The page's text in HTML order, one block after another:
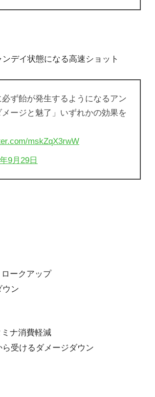
デイ状態になる高速ショット
ず飴が発生するようになるアン
ージと魅了」いずれかの効果を
mskZqX3rwW
9月29日
ークアップ
ウン
ナ消費軽減
受けるダメージダウン